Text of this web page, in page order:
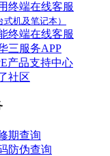
终端在线客服
式机及笔记本）
终端在线客服
三服务APP
产品支持中心
社区
期查询
防伪查询